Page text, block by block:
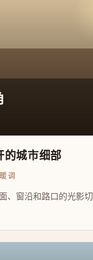
的城市细部
调
、窗沿和路口的光影